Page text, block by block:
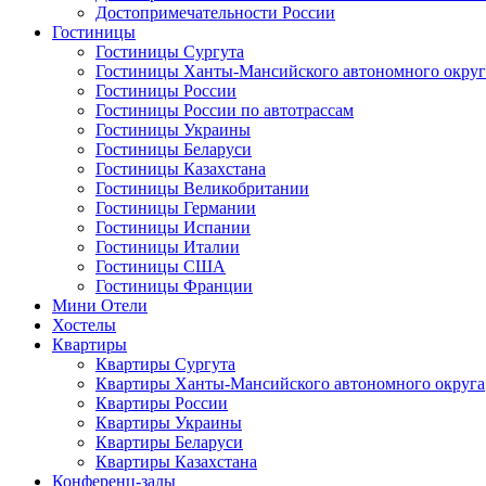
Достопримечательности России
Гостиницы
Гостиницы Сургута
Гостиницы Ханты-Мансийского автономного
Гостиницы России
Гостиницы России по автотрассам
Гостиницы Украины
Гостиницы Беларуси
Гостиницы Казахстана
Гостиницы Великобритании
Гостиницы Германии
Гостиницы Испании
Гостиницы Италии
Гостиницы США
Гостиницы Франции
Мини Отели
Хостелы
Квартиры
Квартиры Сургута
Квартиры Ханты-Мансийского автономного округа
Квартиры России
Квартиры Украины
Квартиры Беларуси
Квартиры Казахстана
Конференц-залы